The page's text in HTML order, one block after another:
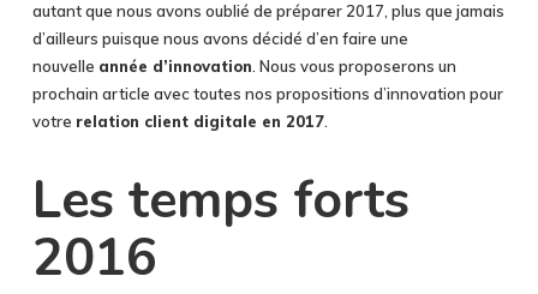
autant que nous avons oublié de préparer 2017, plus que jamais
d’ailleurs puisque nous avons décidé d’en faire une
nouvelle année d’innovation . Nous vous proposerons un
prochain article avec toutes nos propositions d’innovation pour
votre relation client digitale en 2017.
Les temps forts
2016